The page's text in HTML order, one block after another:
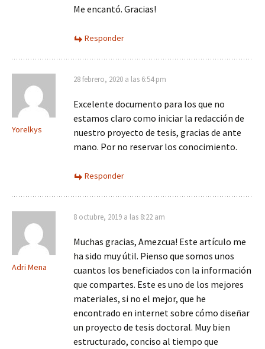
Me encantó. Gracias!
Responder
Yorelkys
28 febrero, 2020 a las 6:54 pm
Excelente documento para los que no
estamos claro como iniciar la redacción de
nuestro proyecto de tesis, gracias de ante
mano. Por no reservar los conocimiento.
Responder
Adri Mena
8 octubre, 2019 a las 8:22 am
Muchas gracias, Amezcua! Este artículo me
ha sido muy útil. Pienso que somos unos
cuantos los beneficiados con la información
que compartes. Este es uno de los mejores
materiales, si no el mejor, que he
encontrado en internet sobre cómo diseñar
un proyecto de tesis doctoral. Muy bien
estructurado, conciso al tiempo que